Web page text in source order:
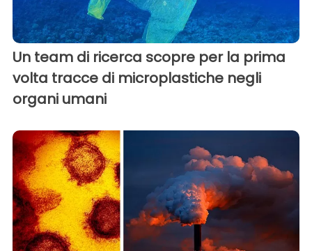
Un team di ricerca scopre per la prima
volta tracce di microplastiche negli
organi umani